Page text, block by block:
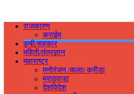
राजकारण
क्राईम
कृषी/सहकार
महिती/तंत्रज्ञान
महाराष्ट्र
मनोरंजन /कला/ क्रीडा
मराठवाडा
देशविदेश